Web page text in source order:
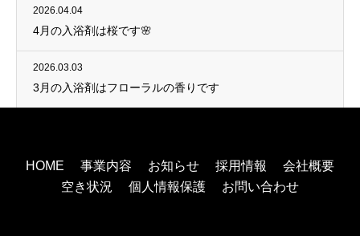
2026.04.04
4月の入浴剤は桜です🌸
2026.03.03
3月の入浴剤はフローラルの香りです
HOME 事業内容 お知らせ 採用情報
会社概要
空き状況
個人情報保護 お問い合わせ